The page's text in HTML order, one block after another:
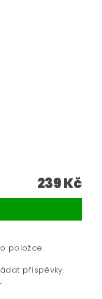
239 Kč
položce.
příspěvky.
.